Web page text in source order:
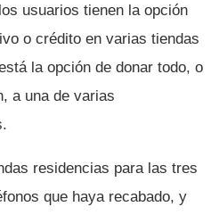
usuarios tienen la opción
o crédito en varias tiendas
la opción de donar todo, o
a una de varias
residencias para las tres
que haya recabado, y